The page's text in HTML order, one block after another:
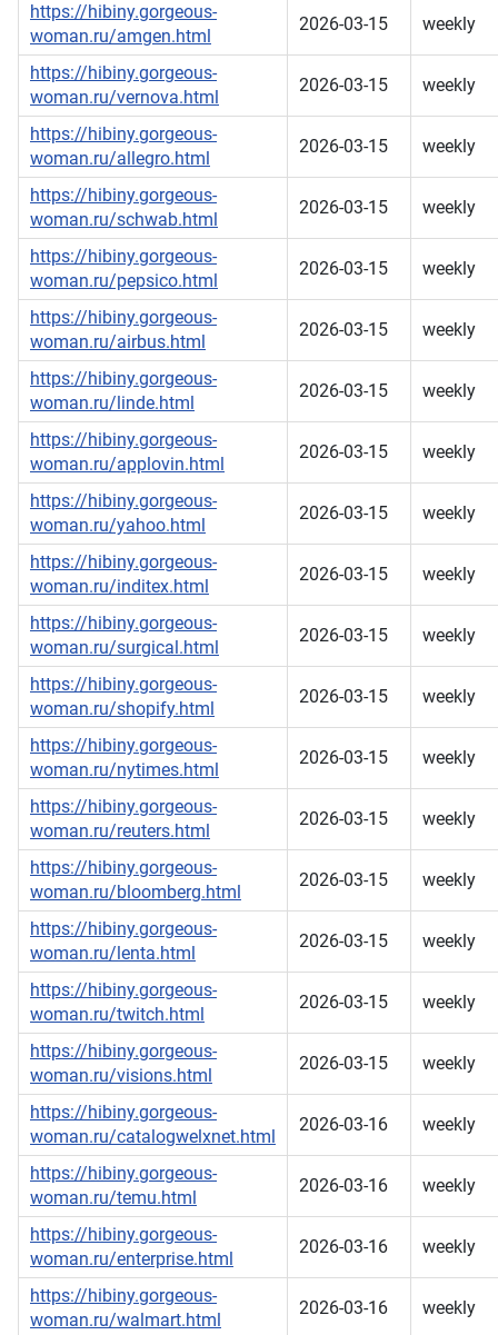
https://hibiny.gorgeous-
woman.ru/amgen.html
2026-03-15 weekly
https://hibiny.gorgeous-
woman.ru/vernova.html
2026-03-15 weekly
https://hibiny.gorgeous-
woman.ru/allegro.html
2026-03-15 weekly
https://hibiny.gorgeous-
woman.ru/schwab.html
2026-03-15 weekly
https://hibiny.gorgeous-
woman.ru/pepsico.html
2026-03-15 weekly
https://hibiny.gorgeous-
woman.ru/airbus.html
2026-03-15 weekly
https://hibiny.gorgeous-
woman.ru/linde.html
2026-03-15 weekly
https://hibiny.gorgeous-
woman.ru/applovin.html
2026-03-15 weekly
https://hibiny.gorgeous-
woman.ru/yahoo.html
2026-03-15 weekly
https://hibiny.gorgeous-
woman.ru/inditex.html
2026-03-15 weekly
https://hibiny.gorgeous-
woman.ru/surgical.html
2026-03-15 weekly
https://hibiny.gorgeous-
woman.ru/shopify.html
2026-03-15 weekly
https://hibiny.gorgeous-
woman.ru/nytimes.html
2026-03-15 weekly
https://hibiny.gorgeous-
woman.ru/reuters.html
2026-03-15 weekly
https://hibiny.gorgeous-
woman.ru/bloomberg.html
2026-03-15 weekly
https://hibiny.gorgeous-
woman.ru/lenta.html
2026-03-15 weekly
https://hibiny.gorgeous-
woman.ru/twitch.html
2026-03-15 weekly
https://hibiny.gorgeous-
woman.ru/visions.html
2026-03-15 weekly
https://hibiny.gorgeous-
woman.ru/catalogwelxnet.html
2026-03-16 weekly
https://hibiny.gorgeous-
woman.ru/temu.html
2026-03-16 weekly
https://hibiny.gorgeous-
woman.ru/enterprise.html
2026-03-16 weekly
https://hibiny.gorgeous-
woman.ru/walmart.html
2026-03-16 weekly